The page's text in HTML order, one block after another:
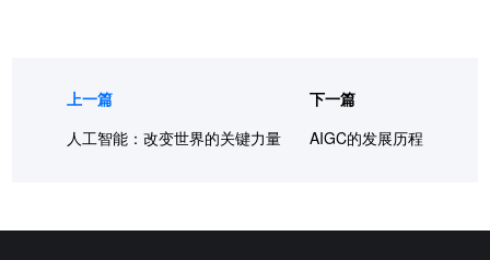
上一篇
人工智能：改变世界的关键力量
下一篇
AIGC的发展历程